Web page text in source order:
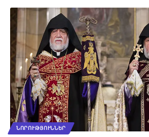
ՆՈՐՈՒԹՅՈՒՆՆԵՐ